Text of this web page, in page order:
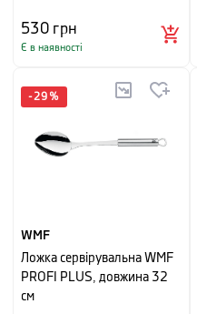
530грн
Є в наявності
-29 %
WMF
Ложка сервірувальна WMF
PROFI PLUS, довжина 32
см